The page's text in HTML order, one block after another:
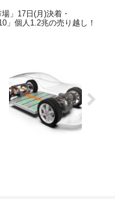
場」17日(月)決着・
」個人1.2兆の売り越し！